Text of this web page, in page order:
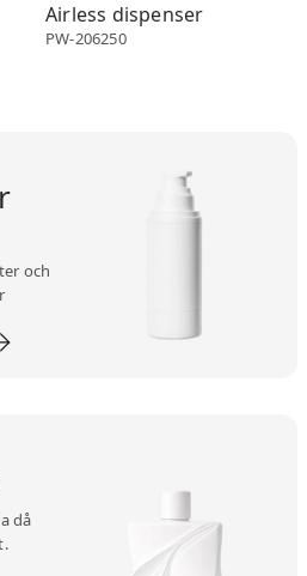
Airless dispenser
PW-206250
och
då